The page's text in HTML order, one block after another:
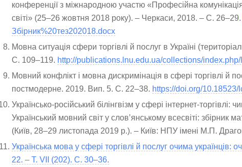
конференції з міжнародною участю «Професійна
світі» (25–26 жовтня 2018 року). – Черкаси, 2018. – С. 26–29.
Збірник%20тез202018.docx
Мовна ситуація сфери торгівлі й послуг в Україні
С. 109–119. http://publications.lnu.edu.ua/collections/
Мовний конфлікт і мовна дискримінація в сфері торгівлі й
постмодерне. 2019. Вип. 5. С. 22–38. https://doi.org/
Українсько-російський білінгвізм у сфері інтернет-
Український мовний світ у слов’янському всесвіті: збірник
(Київ, 28–29 листопада 2019 р.). – Київ: НПУ імені М.П.
Українська мова у сфері торгівлі й послуг очима українців:
22. – Т. VII (202). C. 30–36.